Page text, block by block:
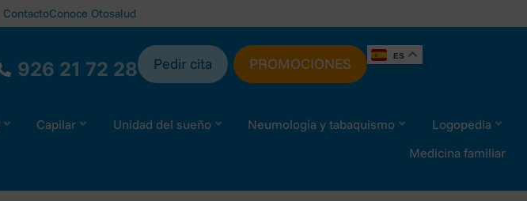
ContactoConoce Otosalud
926 21 72 28 Pedir cita PROMOCIONES ES
Capilar Unidad del sueño Neumología y tabaquismo
Logopedia
Medicina familiar